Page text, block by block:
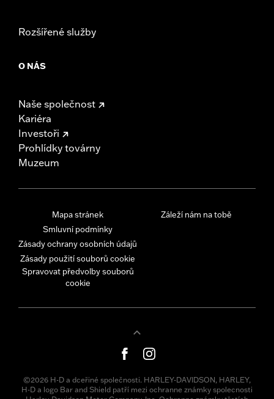
Rozšířené služby
O NÁS
Naše společnost
Kariéra
Investoři
Prohlídky továrny
Muzeum
Mapa stránek
Smluvní podmínky
Zásady ochrany osobních údajů
Zásady použití souborů cookie
Spravovat předvolby souborů
cookie
Záleží nám na tobě
©2026 H-D a dceřiné společnosti. HARLEY-DAVIDSON, HARLEY,
H-D a logo Bar and Shield patří mezi ochranne známky spolecnosti